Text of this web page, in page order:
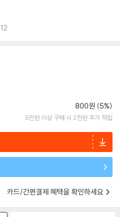
12
800원 (5%)
5만원 이상 구매 시 2천원 추가 적립
카드/간편결제 혜택을 확인하세요